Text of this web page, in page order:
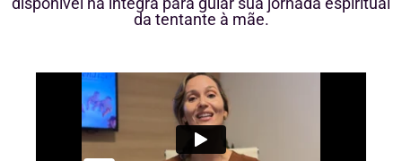
da tentante à mãe.